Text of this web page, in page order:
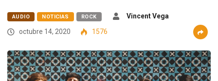
AUDIO NOTICIAS ROCK
Vincent Vega
octubre 14, 2020
1576